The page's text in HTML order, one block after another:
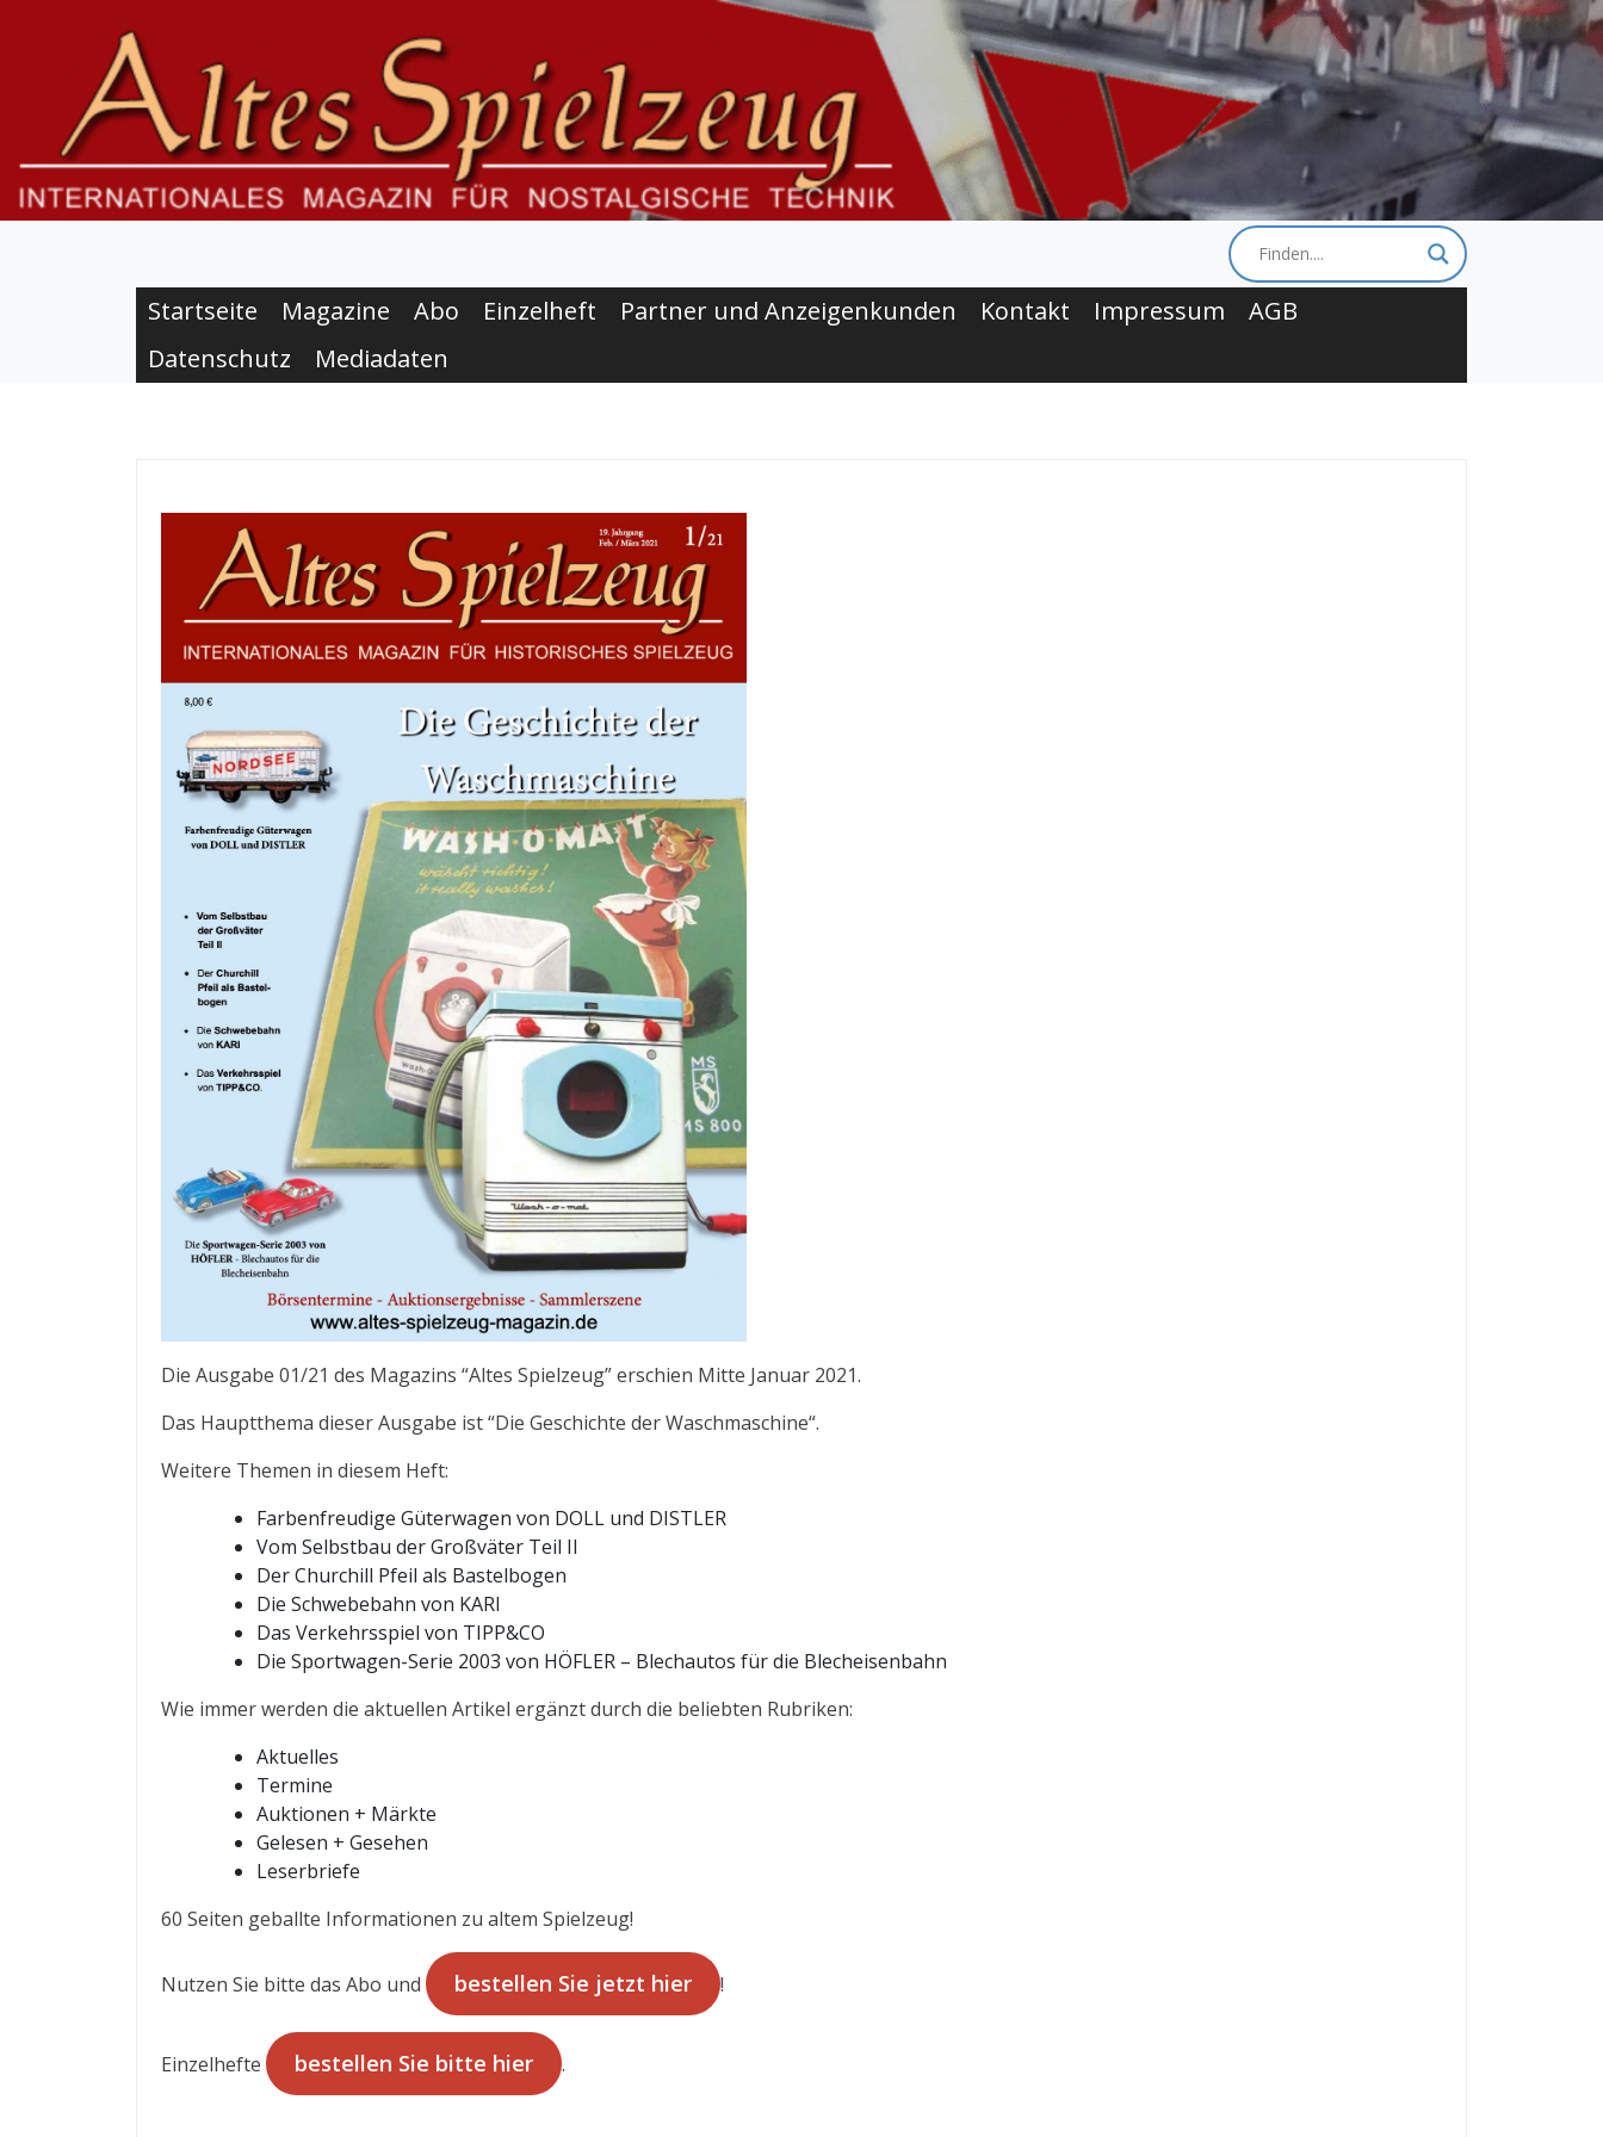
Startseite Magazine Abo Einzelheft Partner und Anzeigenkunden Kontakt Impressum
AGB
Datenschutz
Mediadaten
Die Ausgabe 01/21 des Magazins “Altes Spielzeug” erschien Mitte Januar 2021.
Das Hauptthema dieser Ausgabe ist “Die Geschichte der Waschmaschine“.
Weitere Themen in diesem Heft:
Farbenfreudige Güterwagen von DOLL und DISTLER
Vom Selbstbau der Großväter Teil II
Der Churchill Pfeil als Bastelbogen
Die Schwebebahn von KARI
Das Verkehrsspiel von TIPP&CO
Die Sportwagen-Serie 2003 von HÖFLER – Blechautos für die Blecheisenbahn
Wie immer werden die aktuellen Artikel ergänzt durch die beliebten Rubriken:
Aktuelles
Termine
Auktionen + Märkte
Gelesen + Gesehen
Leserbriefe
60 Seiten geballte Informationen zu altem Spielzeug!
Nutzen Sie bitte das Abo und bestellen Sie jetzt hier !
Einzelhefte bestellen Sie bitte hier .